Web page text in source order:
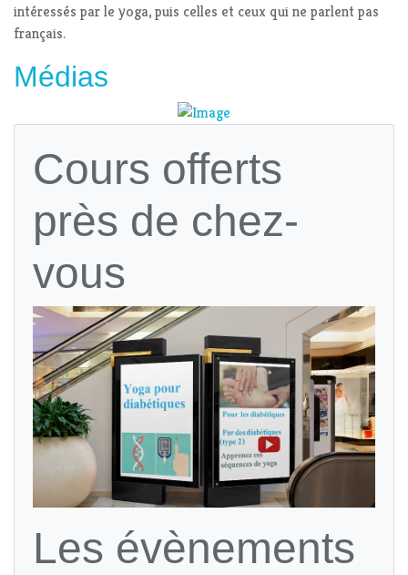
intéressés par le yoga, puis celles et ceux qui ne parlent pas
français.
Médias
Cours offerts
près de chez-
vous
Les évènements